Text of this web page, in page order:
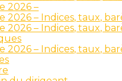
2026 –
2026 – Indices, taux,
2026 – Indices, taux,
2026 – Indices, taux,